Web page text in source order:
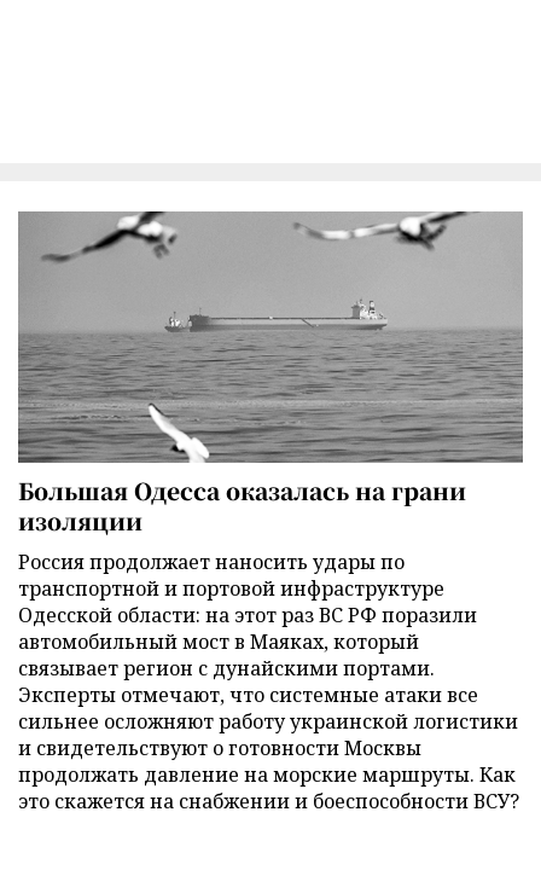
Большая Одесса оказалась на грани
изоляции
Россия продолжает наносить удары по
транспортной и портовой инфраструктуре
Одесской области: на этот раз ВС РФ поразили
автомобильный мост в Маяках, который
связывает регион с дунайскими портами.
Эксперты отмечают, что системные атаки все
сильнее осложняют работу украинской логистики
и свидетельствуют о готовности Москвы
продолжать давление на морские маршруты. Как
это скажется на снабжении и боеспособности ВСУ?